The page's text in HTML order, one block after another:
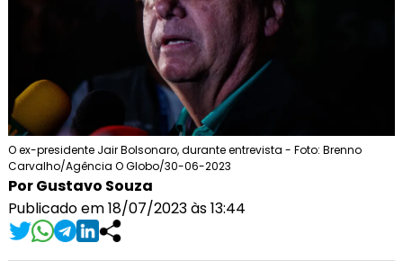
O ex-presidente Jair Bolsonaro, durante entrevista - Foto: Brenno
Carvalho/Agência O Globo/30-06-2023
Por Gustavo Souza
Publicado em 18/07/2023 às 13:44